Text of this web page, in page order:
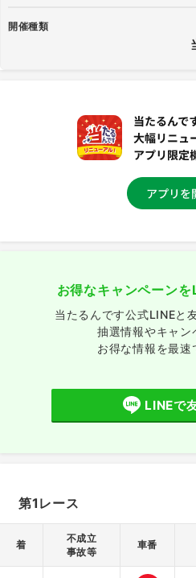
開催種類
お得なキャンペーンを
当たるんです公式LINEと
抽選情報やキャン
お得な情報を最速
LINEで
第1レース
着
不成立
事故等
車番